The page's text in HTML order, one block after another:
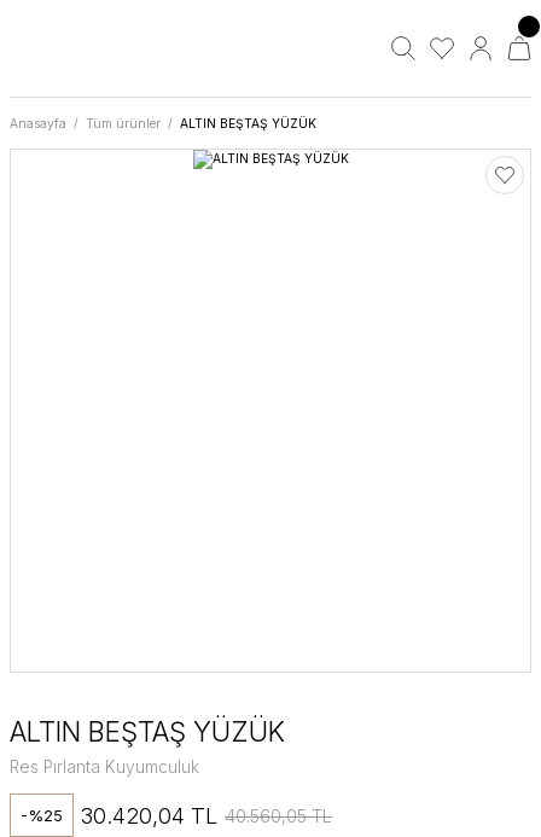
Anasayfa Tüm ürünler ALTIN BEŞTAŞ YÜZÜK
ALTIN BEŞTAŞ YÜZÜK
Res Pırlanta Kuyumculuk
-%25 30.420,04 TL 40.560,05 TL